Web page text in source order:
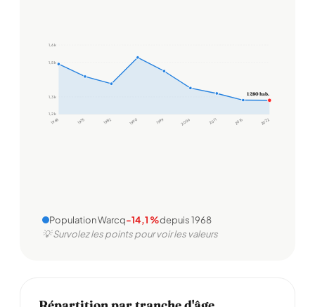
1,2 k
1,3 k
1,5 k
1,6 k
1968 1975 1982 1990 1999 2006 2011 2016 2022
1 280 hab.
Population Warcq-14,1 %depuis 1968
💡 Survolez les points pour voir les valeurs